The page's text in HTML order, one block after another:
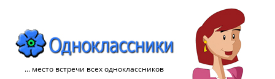
... место встречи всех одноклассников